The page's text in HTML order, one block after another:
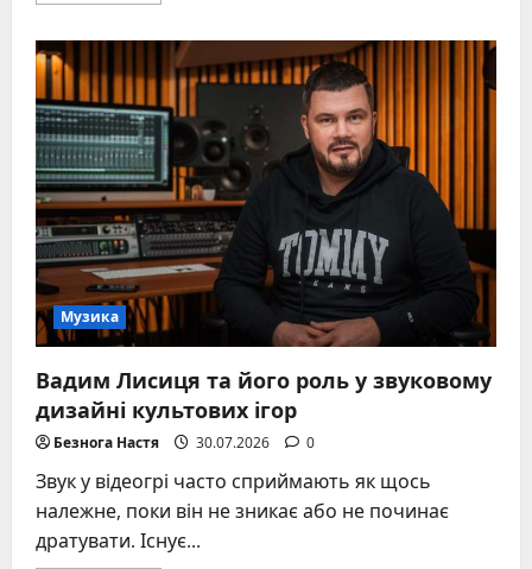
революція:
легенд,
які
переписали
світ
музики
Музика
Вадим Лисиця та його роль у звуковому
дизайні культових ігор
Безнога Настя 30.07.2026 0
Звук у відеогрі часто сприймають як щось
належне, поки він не зникає або не починає
дратувати. Існує...